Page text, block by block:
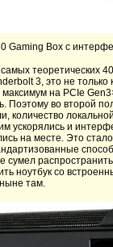
Gaming Box с
теоретических
3, это не
на PCIe
Поэтому во второй
количество
ускорялись и
на месте. Это
сумел
ноутбук со
там.